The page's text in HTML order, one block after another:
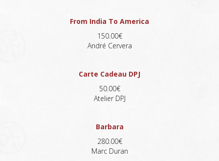
From India To America
150.00€
André Cervera
Carte Cadeau DPJ
50.00€
Atelier DPJ
Barbara
280.00€
Marc Duran